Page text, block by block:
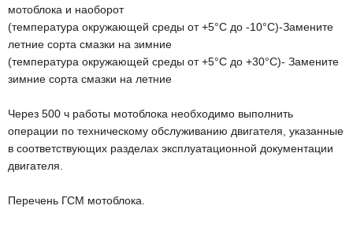
мотоблока и наоборот
(температура окружающей среды от +5°С до -10°С)-Замените
летние сорта смазки на зимние
(температура окружающей среды от +5°С до +30°С)- Замените
зимние сорта смазки на летние
Через 500 ч работы мотоблока необходимо выполнить
операции по техническому обслуживанию двигателя, указанные
в соответствующих разделах эксплуатационной документации
двигателя.
Перечень ГСМ мотоблока.